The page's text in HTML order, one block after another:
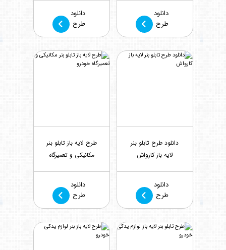
بازدید : 1325
دانلود
طرح
بازدید : 1386
دانلود
طرح
دانلود طرح تابلو بنر
لایه باز کارواش
دانلود
طرح
طرح لایه باز تابلو بنر
مکانیکی و تعمیرگاه
بازدید : 5255
دانلود
طرح